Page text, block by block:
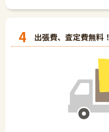
4 出張費、査定費無料！